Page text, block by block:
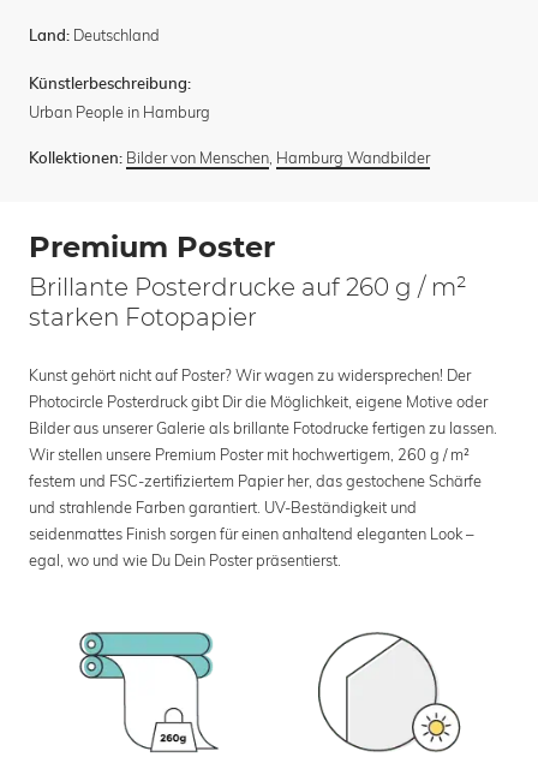
Land: Deutschland
Künstlerbeschreibung:
Urban People in Hamburg
Kollektionen: Bilder von Menschen Hamburg Wandbilder
Premium Poster
Brillante Posterdrucke auf 260 g / m²
starken Fotopapier
Kunst gehört nicht auf Poster? Wir wagen zu widersprechen! Der
Photocircle Posterdruck gibt Dir die Möglichkeit, eigene Motive oder
Bilder aus unserer Galerie als brillante Fotodrucke fertigen zu lassen.
Wir stellen unsere Premium Poster mit hochwertigem, 260 g / m²
festem und FSC-zertifiziertem Papier her, das gestochene Schärfe
und strahlende Farben garantiert. UV-Beständigkeit und
seidenmattes Finish sorgen für einen anhaltend eleganten Look –
egal, wo und wie Du Dein Poster präsentierst.